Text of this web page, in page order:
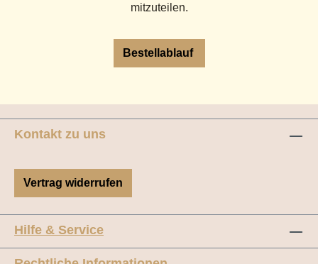
mitzuteilen.
Bestellablauf
Kontakt zu uns
Vertrag widerrufen
Hilfe & Service